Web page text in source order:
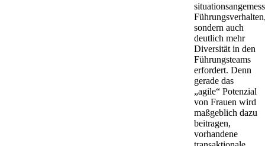
sondern auch
deutlich mehr
Diversität in den
Führungsteams
erfordert. Denn
gerade das
„agile“ Potenzial
von Frauen wird
maßgeblich dazu
beitragen,
vorhandene